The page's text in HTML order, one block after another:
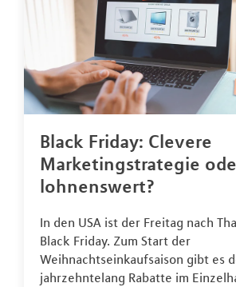
Black Friday: Clevere
Marketingstrategie
lohnenswert?
In den USA ist der Freitag nach
Black Friday. Zum Start der
Weihnachtseinkaufsaison gibt es
jahrzehntelang Rabatte im